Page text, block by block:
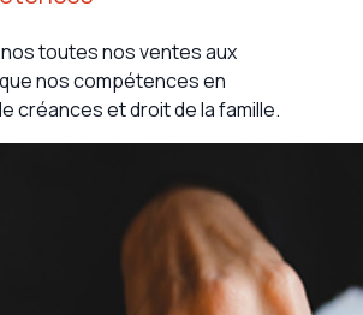
toutes nos ventes aux
nos compétences en
créances et droit de la famille.